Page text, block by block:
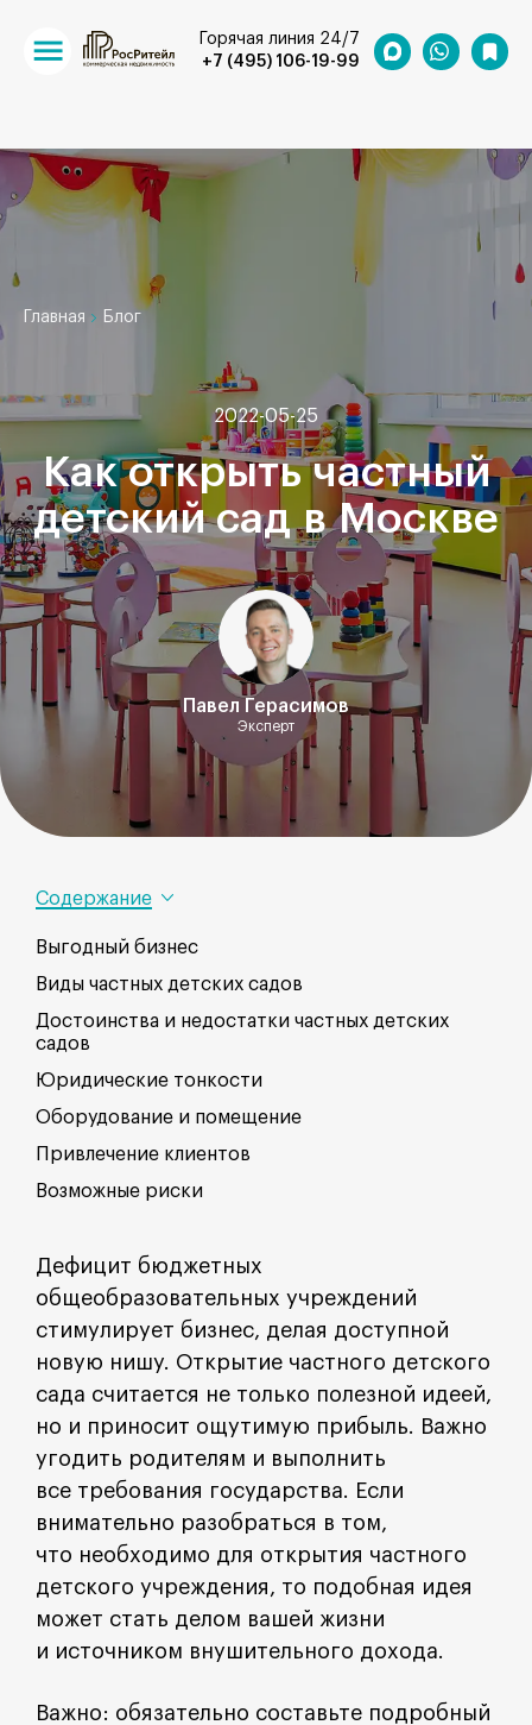
+7 (495) 106-19-99
Горячая линия 24/7
Главная Блог
2022-05-25
Как открыть частный
детский сад в Москве
Павел Герасимов
Эксперт
Содержание
Выгодный бизнес
Виды частных детских садов
Достоинства и недостатки частных детских
садов
Юридические тонкости
Оборудование и помещение
Привлечение клиентов
Возможные риски
Дефицит бюджетных
общеобразовательных учреждений
стимулирует бизнес, делая доступной
новую нишу. Открытие частного детского
сада считается не только полезной идеей,
но и приносит ощутимую прибыль. Важно
угодить родителям и выполнить
все требования государства. Если
внимательно разобраться в том,
что необходимо для открытия частного
детского учреждения, то подобная идея
может стать делом вашей жизни
и источником внушительного дохода.
Важно: обязательно составьте подробный